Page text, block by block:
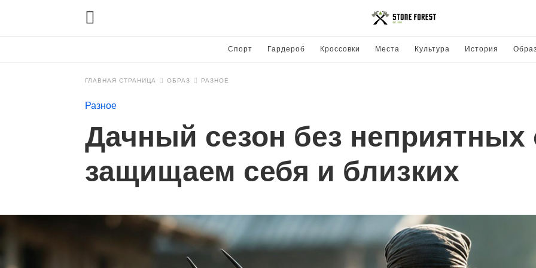
Спорт Гардероб Кроссовки Места Культура История
ГЛАВНАЯ СТРАНИЦА ОБРАЗ РАЗНОЕ
Разное
Дачный сезон без
защищаем себя и близких